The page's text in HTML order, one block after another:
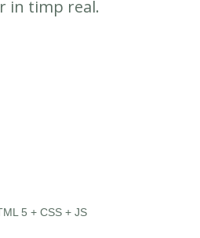
in timp real.
5 + CSS + JS